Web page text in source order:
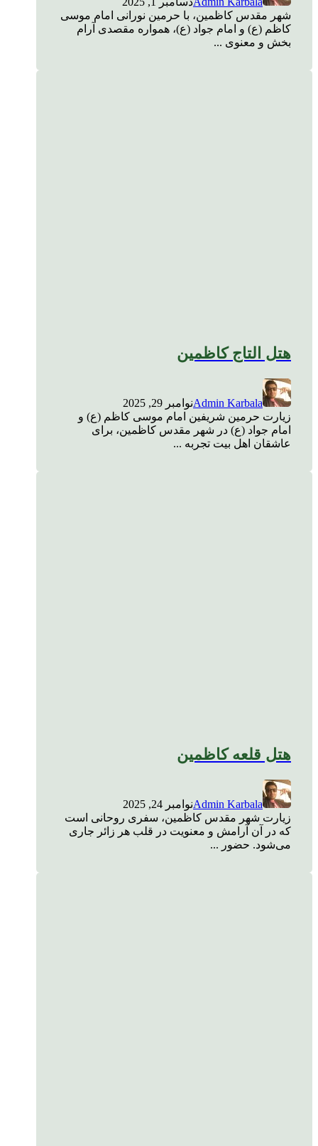
شهر مقدس کاظمین، با حرمین نورانی امام موسی
کاظم (ع) و امام جواد (ع)، همواره مقصدی آرام
بخش و معنوی ...
هتل التاج کاظمین
Admin Karbalaنوامبر 29, 2025
زیارت حرمین شریفین امام موسی کاظم (ع) و
امام جواد (ع) در شهر مقدس کاظمین، برای
عاشقان اهل بیت تجربه ...
هتل قلعه کاظمین
Admin Karbalaنوامبر 24, 2025
زیارت شهر مقدس کاظمین، سفری روحانی است
که در آن آرامش و معنویت در قلب هر زائر جاری
می‌شود. حضور ...